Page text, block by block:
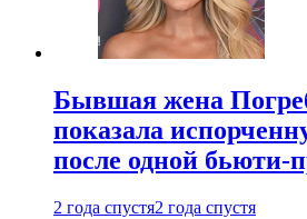
Бывшая жена
показала
после одной бьюти-
2 года спустя2 года спустя